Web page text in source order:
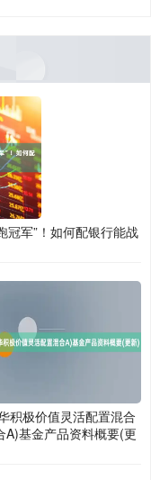
冠军”！如何配银行能战
积极价值灵活配置混合
基金产品资料概要(更